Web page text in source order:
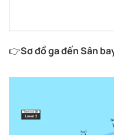
👉Sơ đồ ga đến Sân